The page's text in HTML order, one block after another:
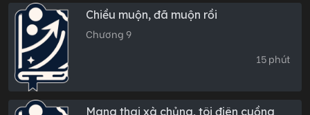
Chiều muộn, đã muộn rồi
Chương 9
15 phút
Mang thai xà chủng, tôi điên cuồng